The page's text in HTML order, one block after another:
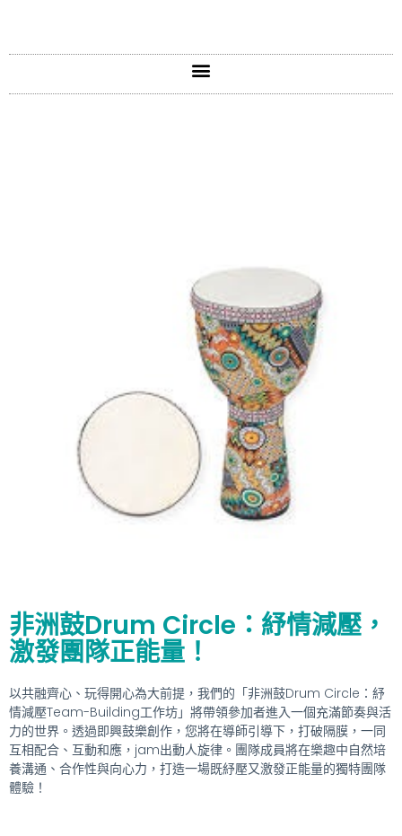
非洲鼓Drum Circle：紓情減壓，
激發團隊正能量！
以共融齊心、玩得開心為大前提，我們的「非洲鼓Drum Circle：紓
情減壓Team-Building工作坊」將帶領參加者進入一個充滿節奏與活
力的世界。透過即興鼓樂創作，您將在導師引導下，打破隔膜，一同
互相配合、互動和應，jam出動人旋律。團隊成員將在樂趣中自然培
養溝通、合作性與向心力，打造一場既紓壓又激發正能量的獨特團隊
體驗！